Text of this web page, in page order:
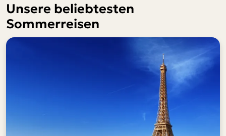
Unsere beliebtesten
Sommerreisen